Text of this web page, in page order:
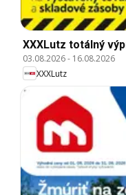
XXXLutz totálný
03.08.2026- 16.08.2026
XXXLutz